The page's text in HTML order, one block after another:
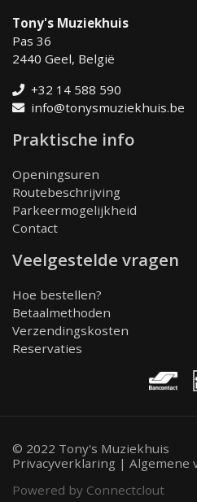
Tony's Muziekhuis
Pas 36
2440 Geel, België
+32 14 588 590
info@tonysmuziekhuis.be
Praktische info
Openingsuren
Routebeschrijving
Parkeermogelijkheid
Contact
Veelgestelde vragen
Hoe bestellen?
Betaalmethoden
Verzendingskosten
Reservaties
© 2022 Tony's Muziekhuis
Privacyverklaring | Algemene
Powered by Connectclout